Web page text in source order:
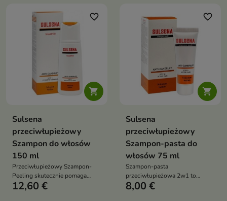
naturalnym olejkom eterycznym

favorite_border
Sulsena
przeciwłupieżowy
Szampon do włosów
150 ml
Przeciwłupieżowy Szampon-
Peeling skutecznie pomaga
usuwać tłusty łupież, oczyszcza
12,60 €

favorite_border
Sulsena
przeciwłupieżowy
Szampon-pasta do
włosów 75 ml
Szampon-pasta
przeciwłupieżowa 2w1 to
produkt do pielęgnacji skóry
8,00 €